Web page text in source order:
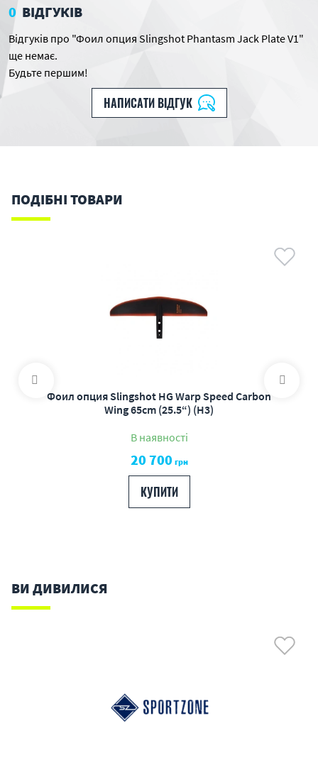
0 ВІДГУКІВ
Відгуків про "Фоил опция Slingshot Phantasm Jack Plate V1"
ще немає.
Будьте першим!
НАПИСАТИ ВІДГУК
ПОДІБНІ ТОВАРИ
Фоил опция Slingshot HG Warp Speed Carbon
Wing 65cm (25.5“) (H3)
В наявності
20 700грн
КУПИТИ
ВИ ДИВИЛИСЯ